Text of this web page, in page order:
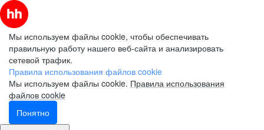
Мы используем файлы cookie, чтобы обеспечивать
правильную работу нашего веб-сайта и анализировать
сетевой трафик.
Правила использования файлов cookie
Мы используем файлы cookie. Правила использования
файлов cookie
Понятно